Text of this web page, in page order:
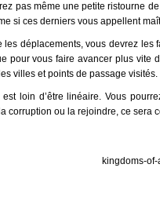
pas même une petite ristourne
si ces derniers vous appellent
les déplacements, vous devrez les
pour vous faire avancer plus vite
villes et points de passage visités.
loin d’être linéaire. Vous
corruption ou la rejoindre, ce sera